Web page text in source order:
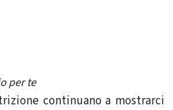
per te
continuano a mostrarci